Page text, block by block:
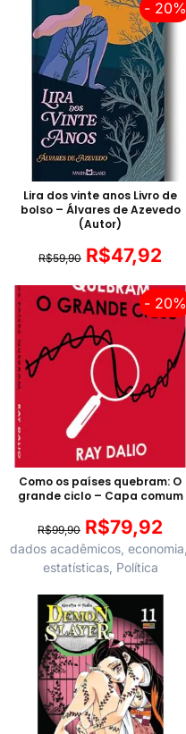
- 20%
Lira dos vinte anos Livro de
bolso – Álvares de Azevedo
(Autor)
R$59,90 R$47,92
- 20%
Como os países quebram: O
grande ciclo – Capa comum
R$99,90 R$79,92
dados acadêmicos, economia
estatísticas, Política